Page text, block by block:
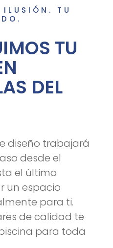
TU
TU
DEL
diseño trabajará
desde el
el último
un espacio
para ti.
de calidad te
para toda